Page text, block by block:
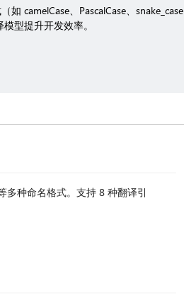
camelCase、PascalCase、snake_case
型提升开发效率。
种命名格式。支持 8 种翻译引